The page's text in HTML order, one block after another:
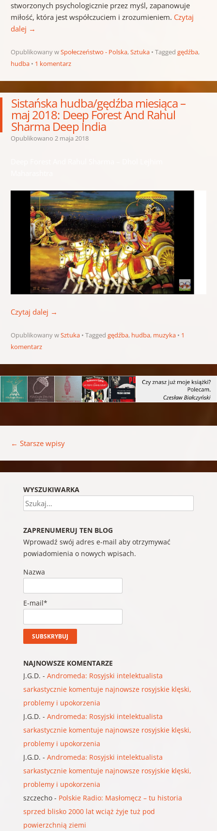
stworzonych psychologicznie przez myśl, zapanowuje
miłość, która jest współczuciem i zrozumieniem. Czytaj
dalej →
Opublikowany wSpołeczeństwo - Polska,Sztuka Tagged gędźba,
hudba
1 komentarz
Sistańska hudba/gędźba miesiąca –
maj 2018: Deep Forest And Rahul
Sharma Deep India
Opublikowano 2 maja 2018
Czytaj dalej →
Opublikowany wSztuka Tagged gędźba, hudba, muzyka
1
komentarz
← Starsze wpisy
WYSZUKIWARKA
Szukaj
ZAPRENUMERUJ TEN BLOG
Wprowadź swój adres e-mail aby otrzymywać
powiadomienia o nowych wpisach.
Nazwa
E-mail*
NAJNOWSZE KOMENTARZE
J.G.D. - Andromeda: Rosyjski intelektualista
sarkastycznie komentuje najnowsze rosyjskie klęski,
problemy i upokorzenia
J.G.D. - Andromeda: Rosyjski intelektualista
sarkastycznie komentuje najnowsze rosyjskie klęski,
problemy i upokorzenia
J.G.D. - Andromeda: Rosyjski intelektualista
sarkastycznie komentuje najnowsze rosyjskie klęski,
problemy i upokorzenia
szczecho- Polskie Radio: Masłomęcz – tu historia
sprzed blisko 2000 lat wciąż żyje tuż pod
powierzchnią ziemi